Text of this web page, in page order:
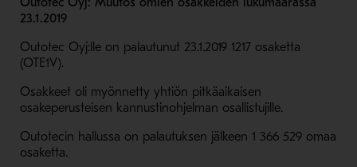
23.1.2019
Outotec Oyj:lle on palautunut 23.1.2019 1217 osaketta
(OTE1V).
Osakkeet oli myönnetty yhtiön pitkäaikaisen
osakeperusteisen kannustinohjelman osallistujille.
Outotecin hallussa on palautuksen jälkeen 1 366 529 omaa
osaketta.